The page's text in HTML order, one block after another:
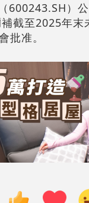
600243.SH）
截至2025年
批准。